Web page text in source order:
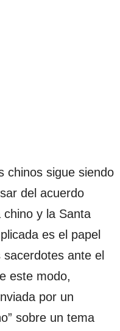
chinos sigue siendo
del acuerdo
y la Santa
es el papel
ante el
este modo,
por un
sobre un tema